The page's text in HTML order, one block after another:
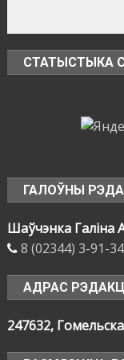
СТАТЫСТЫКА
ГАЛОЎНЫ
Шаўчэнка Галіна
8 (02344) 3-91-34
АДРАС
247632,